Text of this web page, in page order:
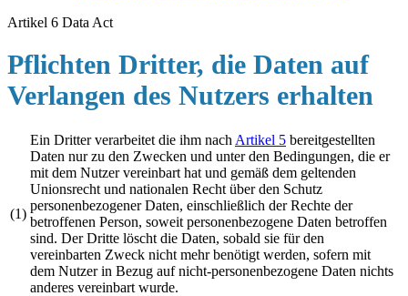
Artikel 6 Data Act
Pflichten Dritter, die Daten auf
Verlangen des Nutzers erhalten
(1)
Ein Dritter verarbeitet die ihm nach Artikel 5 bereitgestellten
Daten nur zu den Zwecken und unter den Bedingungen, die er
mit dem Nutzer vereinbart hat und gemäß dem geltenden
Unionsrecht und nationalen Recht über den Schutz
personenbezogener Daten, einschließlich der Rechte der
betroffenen Person, soweit personenbezogene Daten betroffen
sind. Der Dritte löscht die Daten, sobald sie für den
vereinbarten Zweck nicht mehr benötigt werden, sofern mit
dem Nutzer in Bezug auf nicht-personenbezogene Daten nichts
anderes vereinbart wurde.